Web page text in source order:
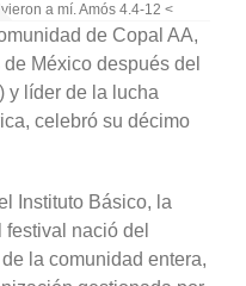
a mí. Amós 4.4-12 <
de Copal AA,
México después del
y líder de la lucha
celebró su décimo
Instituto Básico, la
nació del
la comunidad entera,